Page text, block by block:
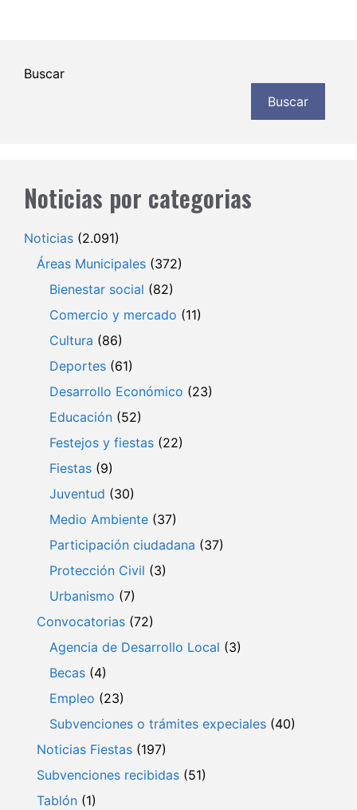
Buscar
Buscar
Noticias por categorias
Noticias (2.091)
Áreas Municipales (372)
Bienestar social (82)
Comercio y mercado (11)
Cultura (86)
Deportes (61)
Desarrollo Económico (23)
Educación (52)
Festejos y fiestas (22)
Fiestas (9)
Juventud (30)
Medio Ambiente (37)
Participación ciudadana (37)
Protección Civil (3)
Urbanismo (7)
Convocatorias (72)
Agencia de Desarrollo Local (3)
Becas (4)
Empleo (23)
Subvenciones o trámites expeciales (40)
Noticias Fiestas (197)
Subvenciones recibidas (51)
Tablón (1)